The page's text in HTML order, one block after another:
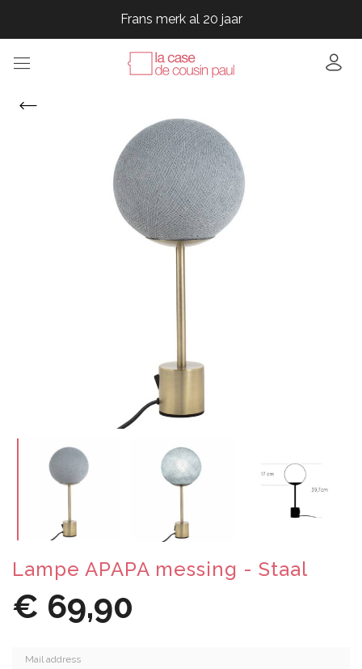
Frans merk al 20 jaar
Frans merk al 20 jaar
Frans merk al 20 jaar
Lampe APAPA messing - Staal
€ 69,90